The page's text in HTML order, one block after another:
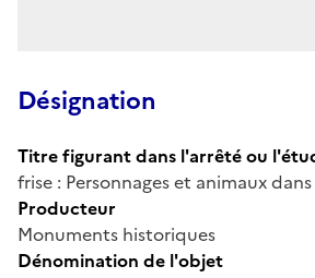
Désignation
Titre figurant dans l'arrêté ou
frise : Personnages et animaux
Producteur
Monuments historiques
Dénomination de l'objet